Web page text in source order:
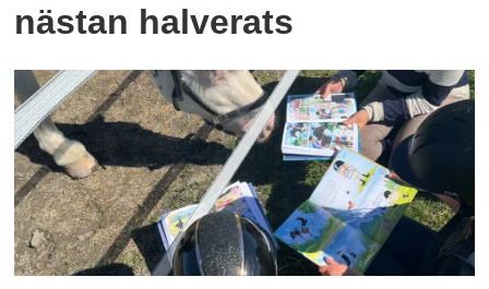
nästan halverats